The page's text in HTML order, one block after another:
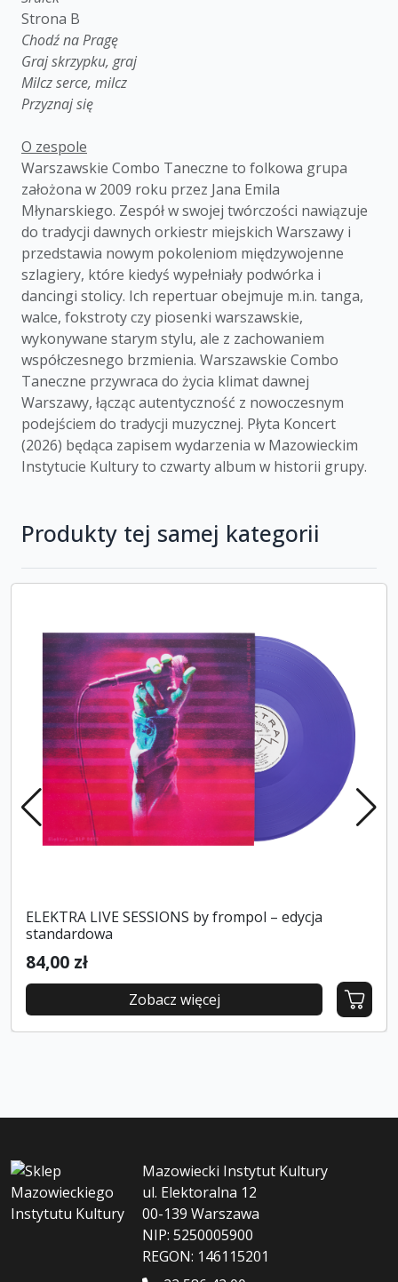
Strona B
Chodź na Pragę
Graj skrzypku, graj
Milcz serce, milcz
Przyznaj się
O zespole
Warszawskie Combo Taneczne to folkowa grupa
założona w 2009 roku przez Jana Emila
Młynarskiego. Zespół w swojej twórczości nawiązuje
do tradycji dawnych orkiestr miejskich Warszawy i
przedstawia nowym pokoleniom międzywojenne
szlagiery, które kiedyś wypełniały podwórka i
dancingi stolicy. Ich repertuar obejmuje m.in. tanga,
walce, fokstroty czy piosenki warszawskie,
wykonywane starym stylu, ale z zachowaniem
współczesnego brzmienia. Warszawskie Combo
Taneczne przywraca do życia klimat dawnej
Warszawy, łącząc autentyczność z nowoczesnym
podejściem do tradycji muzycznej. Płyta Koncert
(2026) będąca zapisem wydarzenia w Mazowieckim
Instytucie Kultury to czwarty album w historii grupy.
Produkty tej samej kategorii
ELEKTRA LIVE SESSIONS by frompol – edycja
standardowa
84,00 zł
Zobacz więcej
Mazowiecki Instytut Kultury
ul. Elektoralna 12
00-139 Warszawa
NIP: 5250005900
REGON: 146115201